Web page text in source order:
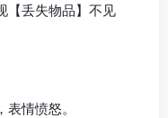
【丢失物品】不见
情愤怒。